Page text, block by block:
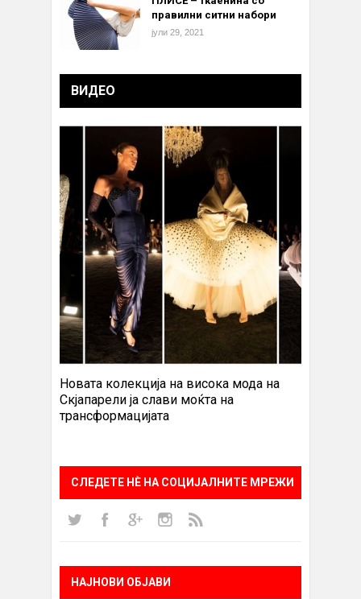
правилни ситни набори
јули 29, 2021
ВИДЕО
Новата колекција на висока мода на
Скјапарели ја слави моќта на
трансформацијата
СЛЕДЕТЕ НÈ НА СОЦИЈАЛНИТЕ МРЕЖИ
НАЈНОВИ ОБЈАВИ